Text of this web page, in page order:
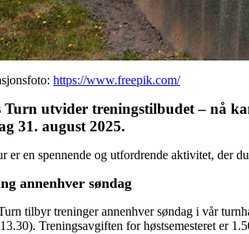
https://www.freepik.com/
Turn utvider treningstilbudet – nå
31. august 2025.
er en spennende og utfordrende aktivitet, der
annenhver søndag
tilbyr treninger annenhver søndag i vår
Treningsavgiften for høstsemesteret er